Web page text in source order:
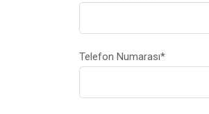
Telefon Numarası*